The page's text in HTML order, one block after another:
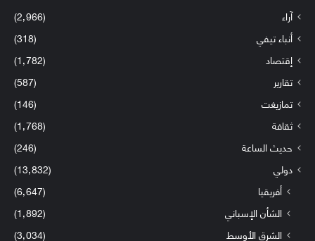
آراء
(2٬966)
أنباء تيفي
(318)
إقتصاد
(1٬782)
تقارير
(587)
تمازيغت
(146)
ثقافة
(1٬768)
حديث الساعة
(246)
دولي
(13٬832)
أفريقيا
(6٬647)
الشأن الإسباني
(1٬892)
الشرق الأوسط
(3٬034)